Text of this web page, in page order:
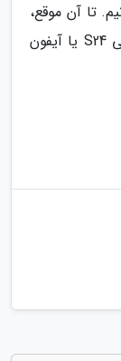
تا آن موقع،
فکر می کنید کدام گوشی بهتر است؟ گلکسی S24 یا آیفون